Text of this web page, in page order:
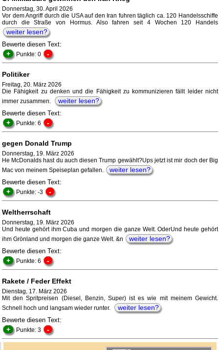
Donnerstag, 30. April 2026
Vor dem Angriff durch die USA auf den Iran fuhren täglich ca. 120 Handelsschiffe
durch die Straße von Hormus. Also fahren seit 4 Wochen 120 Handels
weiter lesen?
Bewerte diesen Text:
+ Punkte: 0 -
Politiker
Freitag, 20. März 2026
Die Fähigkeit zu denken und die Fähigkeit zu kommunizieren fällt leider nicht
immer zusammen.
weiter lesen?
Bewerte diesen Text:
+ Punkte: 6 -
gegen Donald Trump
Donnerstag, 19. März 2026
He McDonalds hast du auch diesen Trump gewählt?Ups jetzt ist mir doch der Big
Mac von meinem Speiseplan gefallen.
weiter lesen?
Bewerte diesen Text:
+ Punkte: -3 -
Weltherrschaft
Donnerstag, 19. März 2026
Und heute gehört ihm Cuba und morgen die ganze Welt. OderUnd heute gehört
ihm Grönland und morgen die ganze Welt. &n
weiter lesen?
Bewerte diesen Text:
+ Punkte: 6 -
Rakete / Feder Effekt
Dienstag, 17. März 2026
Mit den Spritpreisen (Diesel, Benzin, Super) ist es wie mit meinem Gewicht.
Schnell hoch und langsam wieder runter.
weiter lesen?
Bewerte diesen Text:
+ Punkte: 3 -